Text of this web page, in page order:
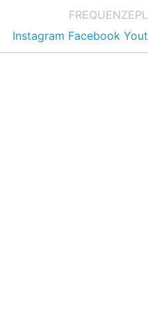
FREQUENZE
Instagram Facebook